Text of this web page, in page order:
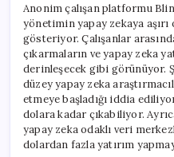
Anonim çalışan platformu
yönetimin yapay zekaya
gösteriyor. Çalışanlar
çıkarmaların ve yapay zeka
derinleşecek gibi görünüyor.
düzey yapay zeka
etmeye başladığı iddia
dolara kadar çıkabiliyor.
yapay zeka odaklı veri
dolardan fazla yatırım